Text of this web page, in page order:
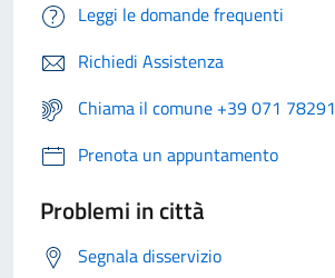
Leggi le domande frequenti
Richiedi Assistenza
Chiama il comune +39 071 78291
Prenota un appuntamento
Problemi in città
Segnala disservizio